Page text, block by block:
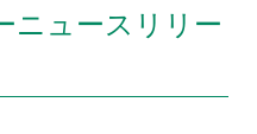
ニュースリリー